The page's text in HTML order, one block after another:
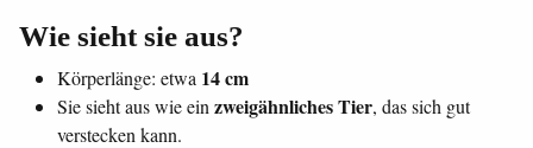
Wie sieht sie aus?
Körperlänge: etwa 14 cm
Sie sieht aus wie ein zweigähnliches Tier, das sich gut
verstecken kann.